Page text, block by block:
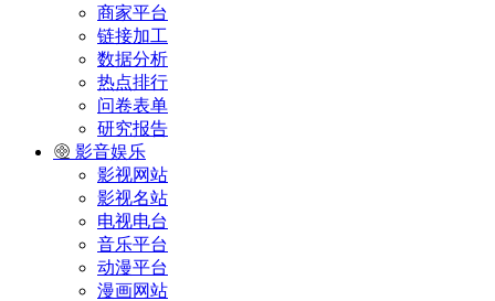
商家平台
链接加工
数据分析
热点排行
问卷表单
研究报告
影音娱乐
影视网站
影视名站
电视电台
音乐平台
动漫平台
漫画网站